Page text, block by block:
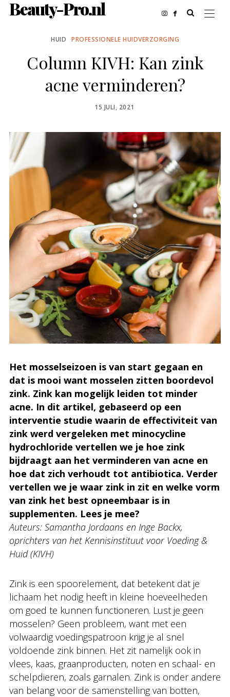
Beauty-Pro.nl
HUID PROFESSIONELE HUIDVERZORGING
Column KIVH: Kan zink
acne verminderen?
POSTED
15 JULI, 2021
Het mosselseizoen is van start gegaan en
dat is mooi want mosselen zitten boordevol
zink. Zink kan mogelijk leiden tot minder
acne. In dit artikel, gebaseerd op een
interventie studie waarin de effectiviteit van
zink werd vergeleken met minocycline
hydrochloride vertellen we je hoe zink
bijdraagt aan het verminderen van acne en
hoe dat zich verhoudt tot antibiotica. Verder
vertellen we je waar zink in zit en welke vorm
van zink het best opneembaar is in
supplementen. Lees je mee?
Auteurs: Samantha Jordaans en Inge Backx,
oprichters van het Kennisinstituut voor Voeding &
Huid (KIVH)
Zink is een spoorelement, dat betekent dat je
lichaam het nodig heeft in kleine hoeveelheden
om goed te kunnen functioneren. Lust je geen
mosselen? Geen probleem, want met een
volwaardig voedingspatroon krijg je al snel
voldoende zink binnen. Het zit namelijk ook in
vlees, kaas, graanproducten, noten en schaal- en
schelpdieren, zoals garnalen. Zink is onder andere
van belang voor de samenstelling van botten,